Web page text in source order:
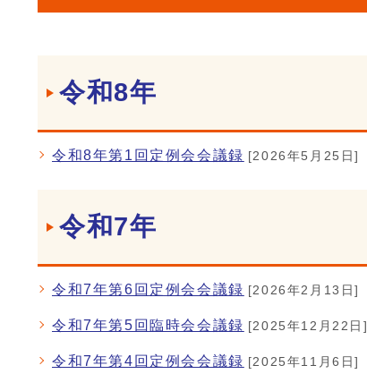
メインメニュー
令和8年
令和8年第1回定例会会議録 [2026年5月25日]
令和7年
令和7年第6回定例会会議録 [2026年2月13日]
令和7年第5回臨時会会議録 [2025年12月22日]
令和7年第4回定例会会議録 [2025年11月6日]